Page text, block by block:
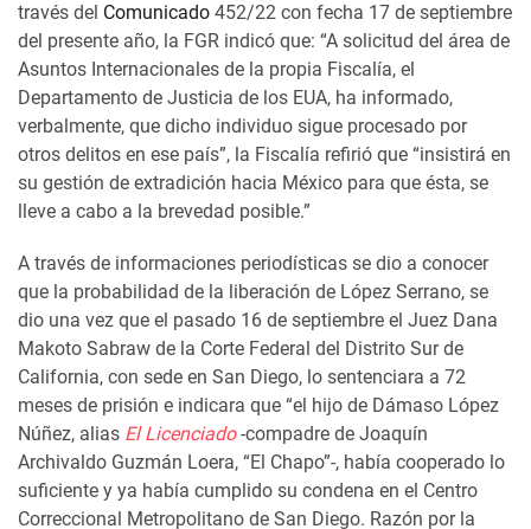
través del Comunicado 452/22 con fecha 17 de septiembre
del presente año, la FGR indicó que: “A solicitud del área de
Asuntos Internacionales de la propia Fiscalía, el
Departamento de Justicia de los EUA, ha informado,
verbalmente, que dicho individuo sigue procesado por
otros delitos en ese país”, la Fiscalía refirió que “insistirá en
su gestión de extradición hacia México para que ésta, se
lleve a cabo a la brevedad posible.”
A través de informaciones periodísticas se dio a conocer
que la probabilidad de la liberación de López Serrano, se
dio una vez que el pasado 16 de septiembre el Juez Dana
Makoto Sabraw de la Corte Federal del Distrito Sur de
California, con sede en San Diego, lo sentenciara a 72
meses de prisión e indicara que “el hijo de Dámaso López
Núñez, alias El Licenciado -compadre de Joaquín
Archivaldo Guzmán Loera, “El Chapo”-, había cooperado lo
suficiente y ya había cumplido su condena en el Centro
Correccional Metropolitano de San Diego. Razón por la